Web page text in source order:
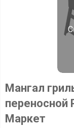
Мангал
переносной
Маркет